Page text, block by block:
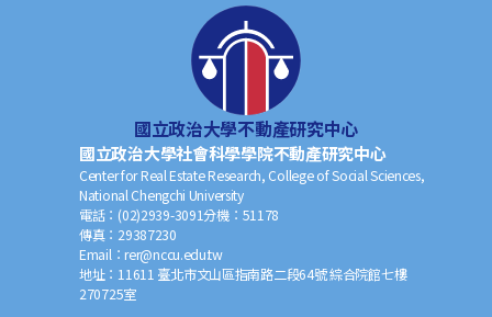
國立政治大學不動產研究中心
國立政治大學社會科學學院不動產研究中心
Center for Real Estate Research, College of Social Sciences,
National Chengchi University
電話： (02)2939-3091分機： 51178
傳真： 29387230
Email：rer@nccu.edu.tw
地址： 11611 臺北市文山區指南路二段64號 綜合院館七樓
270725室